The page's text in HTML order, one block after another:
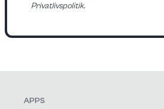
Privatlivspolitik.
APPS